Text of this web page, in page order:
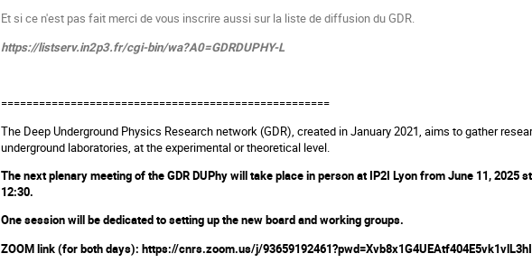
Et si ce n'est pas fait merci de vous inscrire aussi sur la liste de diffusion du GDR.
https://listserv.in2p3.fr/cgi-bin/wa?A0=GDRDUPHY-L
====================================================
The Deep Underground Physics Research network (GDR), created in January 2021, aims to gather
underground laboratories, at the experimental or theoretical level.
The next plenary meeting of the GDR DUPhy will take place in person at IP2I Lyon from June 11, 2025
12:30.
One session will be dedicated to setting up the new board and working groups.
ZOOM link (for both days): https://cnrs.zoom.us/j/